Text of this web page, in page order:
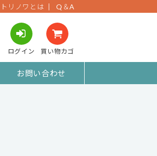
トリノワとは Q＆A
ログイン 買い物カゴ
お問い合わせ